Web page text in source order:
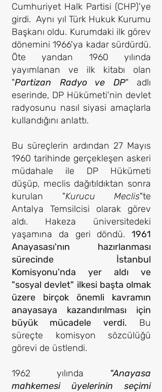
Cumhuriyet Halk Partisi (CHP)'ye
girdi. Aynı yıl Türk Hukuk Kurumu
Başkanı oldu. Kurumdaki ilk görev
dönemini 1966'ya kadar sürdürdü.
Öte yandan 1960 yılında
yayımlanan ve ilk kitabı olan
"Partizan Radyo ve DP" adlı
eserinde, DP Hükümeti'nin devlet
radyosunu nasıl siyasi amaçlarla
kullandığını anlattı.
Bu süreçlerin ardından 27 Mayıs
1960 tarihinde gerçekleşen askeri
müdahale ile DP Hükümeti
düşüp, meclis dağıtıldıktan sonra
kurulan "Kurucu Meclis"te
Antalya Temsilcisi olarak görev
aldı. Hakeza üniversitedeki
yaşamına da geri döndü. 1961
Anayasası'nın hazırlanması
sürecinde İstanbul
Komisyonu'nda yer aldı ve
"sosyal devlet" ilkesi başta olmak
üzere birçok önemli kavramın
anayasaya kazandırılması için
büyük mücadele verdi. Bu
süreçte komisyon sözcülüğü
görevi de üstlendi.
1962 yılında "Anayasa
mahkemesi üyelerinin seçimi